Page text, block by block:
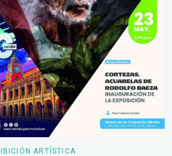
ARTÍSTICA